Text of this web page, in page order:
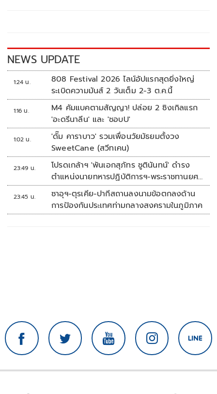
k k
NEWS UPDATE
1:24 น.
808 Festival 2026 ไลน์อัปแรกสุดยิ่งใหญ่
ระเบิดความมันส์ 2 วันเต็ม 2-3 ต.ค.นี้
1:16 น.
M4 คัมแบคตามสัญญา! ปล่อย 2 ซิงเกิลแรก
'อะดรีนาลีน' และ 'ชอบU'
1:02 น.
'ดั๊ม คาราบาว' รวมเพื่อนวัยมัธยมตั้งวง
SweetCane (สวีทเคน)
23:49 น.
โปรดเกล้าฯ 'พันเอกสุภัทร ชูตินันทน์' ดำรง
ตำแหน่งนายทหารปฏิบัติการฯ-พระราชทานยศ
'พลตรี'
23:45 น.
ซาอุฯ-ตุรเคีย-ปากีสถานลงนามข้อตกลงด้าน
การป้องกันประเทศท่ามกลางสงครามในภูมิภาค